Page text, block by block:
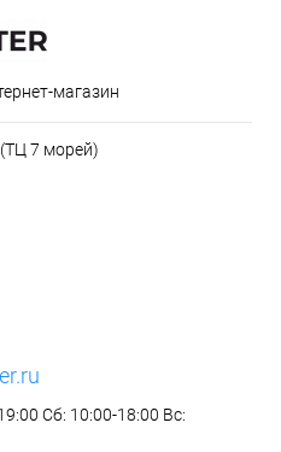
магазин
7 морей)
Сб: 10:00-18:00 Вс: